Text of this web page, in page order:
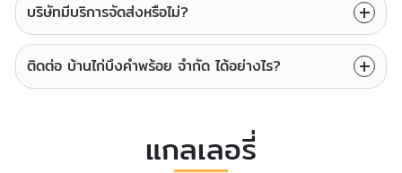
บริษัทมีบริการจัดส่งหรือไม่?
ติดต่อ บ้านไก่บึงคำพร้อย จำกัด ได้อย่างไร?
แกลเลอรี่